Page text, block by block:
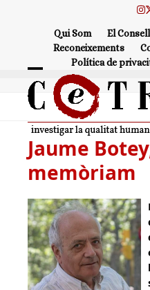
Qui Som El
Reconeixements
Política de
Open
mobile
menu
Close
mobile
menu
Jaume
memòriam